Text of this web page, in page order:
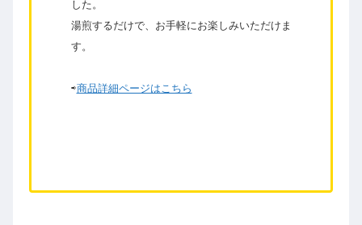
した。
湯煎するだけで、お手軽にお楽しみいただけま
す。
⇨商品詳細ページはこちら